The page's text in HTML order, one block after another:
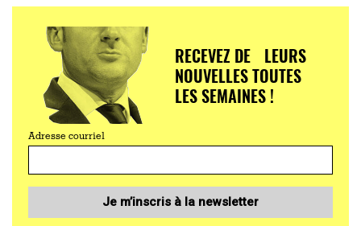
RECEVEZ DE LEURS
NOUVELLES TOUTES
LES SEMAINES !
Adresse courriel
Je m’inscris à la newsletter